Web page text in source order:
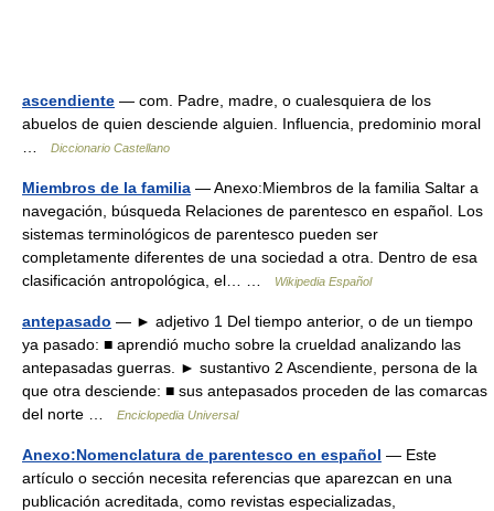
ascendiente — com. Padre, madre, o cualesquiera de los
abuelos de quien desciende alguien. Influencia, predominio moral
Diccionario Castellano
Miembros de la familia — Anexo:Miembros de la familia Saltar a
navegación, búsqueda Relaciones de parentesco en español. Los
sistemas terminológicos de parentesco pueden ser
completamente diferentes de una sociedad a otra. Dentro de esa
clasificación antropológica, el… …
Wikipedia Español
antepasado — ► adjetivo 1 Del tiempo anterior, o de un tiempo
ya pasado: ■ aprendió mucho sobre la crueldad analizando las
antepasadas guerras. ► sustantivo 2 Ascendiente, persona de la
que otra desciende: ■ sus antepasados proceden de las comarcas
del norte …
Enciclopedia Universal
Anexo:Nomenclatura de parentesco en español — Este
artículo o sección necesita referencias que aparezcan en una
publicación acreditada, como revistas especializadas,